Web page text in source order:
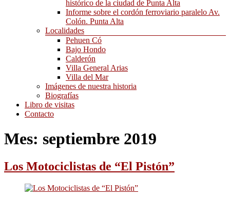
histórico de la ciudad de Punta Alta
Informe sobre el cordón ferroviario paralelo Av.
Colón. Punta Alta
Localidades
Pehuen Có
Bajo Hondo
Calderón
Villa General Arias
Villa del Mar
Imágenes de nuestra historia
Biografías
Libro de visitas
Contacto
Mes: septiembre 2019
Los Motociclistas de “El Pistón”